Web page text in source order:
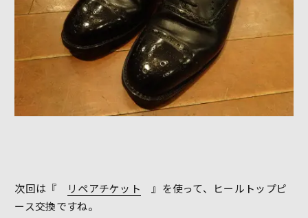
次回は『 リペアチケット 』を使って、ヒールトップピ
ース交換ですね。